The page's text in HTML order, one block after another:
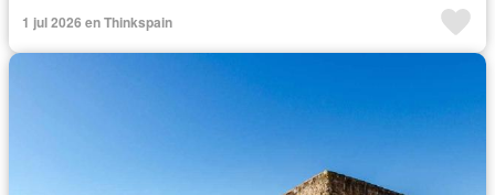
1 jul 2026 en Thinkspain